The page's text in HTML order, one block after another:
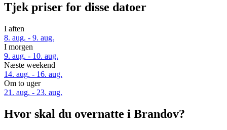
Tjek priser for disse datoer
I aften
8. aug. - 9. aug.
I morgen
9. aug. - 10. aug.
Næste weekend
14. aug. - 16. aug.
Om to uger
21. aug. - 23. aug.
Hvor skal du overnatte i Brandov?